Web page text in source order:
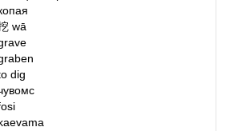
wā
dig